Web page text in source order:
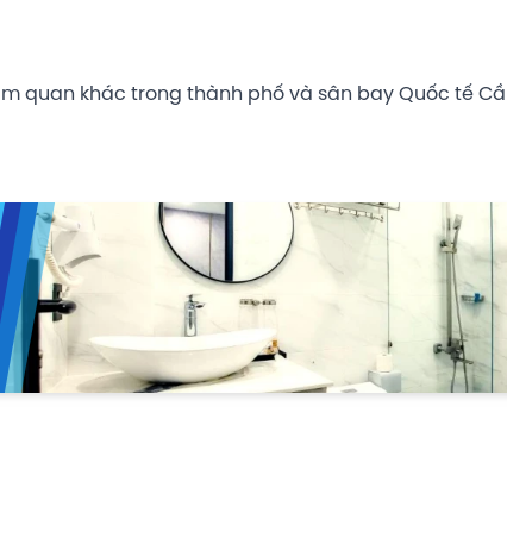
quan khác trong thành phố và sân bay Quốc tế